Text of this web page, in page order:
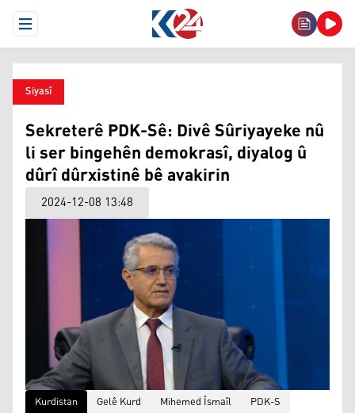
Open Menu
Siyasî
Sekreterê PDK-Sê: Divê Sûriyayeke nû
li ser bingehên demokrasî, diyalog û
dûrî dûrxistinê bê avakirin
2024-12-08 13:48
Kurdistan Gelê Kurd Mihemed Îsmaîl PDK-S